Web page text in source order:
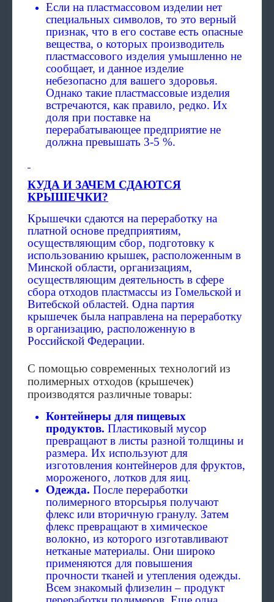
Если на пластмассовом изделии нет
специальных символов, то это верный
признак, что в его составе есть опасные
вещества, о которых производитель
пластмассового изделия умышленно не
сообщает, и данное изделие
небезопасно для вашего здоровья.
Однако такие пластмассовые изделия
встречаются, как правило, редко. Их
доля при поставке на
перерабатывающее предприятие не
должна превышать 3-5 %.
КУДА И ЗАЧЕМ СДАЮТСЯ
КРЫШЕЧКИ?
Крышечки сдаются на переработку на
платной основе предприятиям,
осуществляющим сбор, подготовку к
использованию крышек, расположенным в
Минской области, организациям,
осуществляющим деятельность в сфере
сбора отходов пластмассы из Гомельской и
Витебской областей. Одна партия
крышечек была направлена на переработку
в организацию, расположенную в
Российской Федерации.
С помощью современных технологий из
полимерных отходов (крышечек)
производятся различные товары:
Контейнеры для пищевых
продуктов. Пластиковый мусор
превращают в листы разной толщины и
размера. Их используют для
изготовления контейнеров для фруктов,
мороженого, лотков для яиц.
Одежда. После переработки
полимерного вторсырья получают
флекс или вторичную гранулу. Затем
флекс превращают в химическое
волокно, из которого изготавливают
нетканые материалы. Они широко
применяются для повышения
прочности тканей и утепления одежды.
Всем знакомый флизелин – продукт